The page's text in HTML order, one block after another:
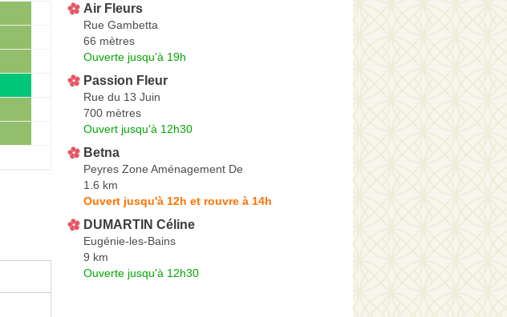
Air Fleurs
Rue Gambetta
66 mètres
Ouverte jusqu'à 19h
Passion Fleur
Rue du 13 Juin
700 mètres
Ouvert jusqu'à 12h30
Betna
Peyres Zone Aménagement De
1.6 km
Ouvert jusqu'à 12h et rouvre à 14h
DUMARTIN Céline
Eugénie-les-Bains
9 km
Ouverte jusqu'à 12h30